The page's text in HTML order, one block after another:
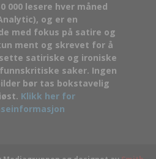
000 lesere hver måned
og er en
med fokus på satire og
ment og skrevet for å
satiriske og ironiske
saker. Ingen
bør tas bokstavelig
Klikk her for